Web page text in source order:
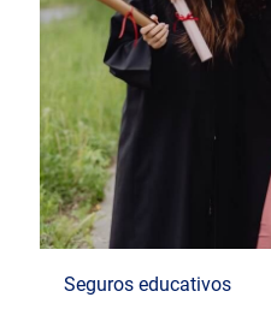
Seguros educativos